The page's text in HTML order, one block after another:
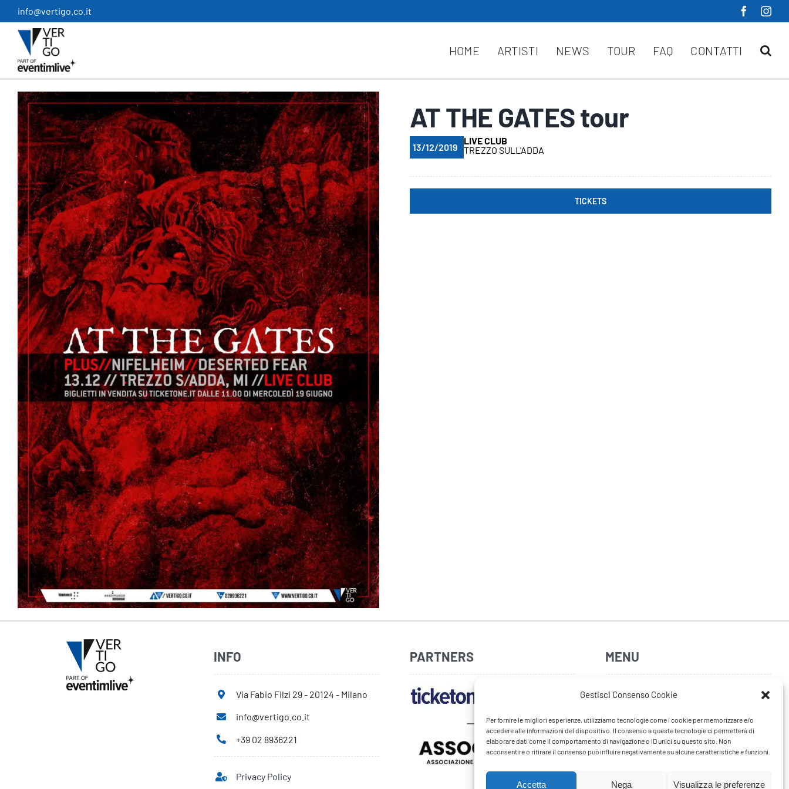
Gestisci Consenso Cookie
Per fornire le migliori esperienze, utilizziamo tecnologie come i cookie per memorizzare e/o
accedere alle informazioni del dispositivo. Il consenso a queste tecnologie ci permetterà di
elaborare dati come il comportamento di navigazione o ID unici su questo sito. Non
acconsentire o ritirare il consenso può influire negativamente su alcune caratteristiche e funzioni.
Accetta Nega Visualizza le preferenze
Salta
al
contenuto
info@vertigo.co.it
HOME ARTISTI NEWS TOUR FAQ CONTATTI
AT THE GATES tour
13/12/2019
LIVE CLUB
TREZZO SULL'ADDA
TICKETS
INFO
Via Fabio Filzi 29 - 20124 - Milano
info@vertigo.co.it
+39 02 8936221
Privacy Policy
PARTNERS MENU
News
Tour